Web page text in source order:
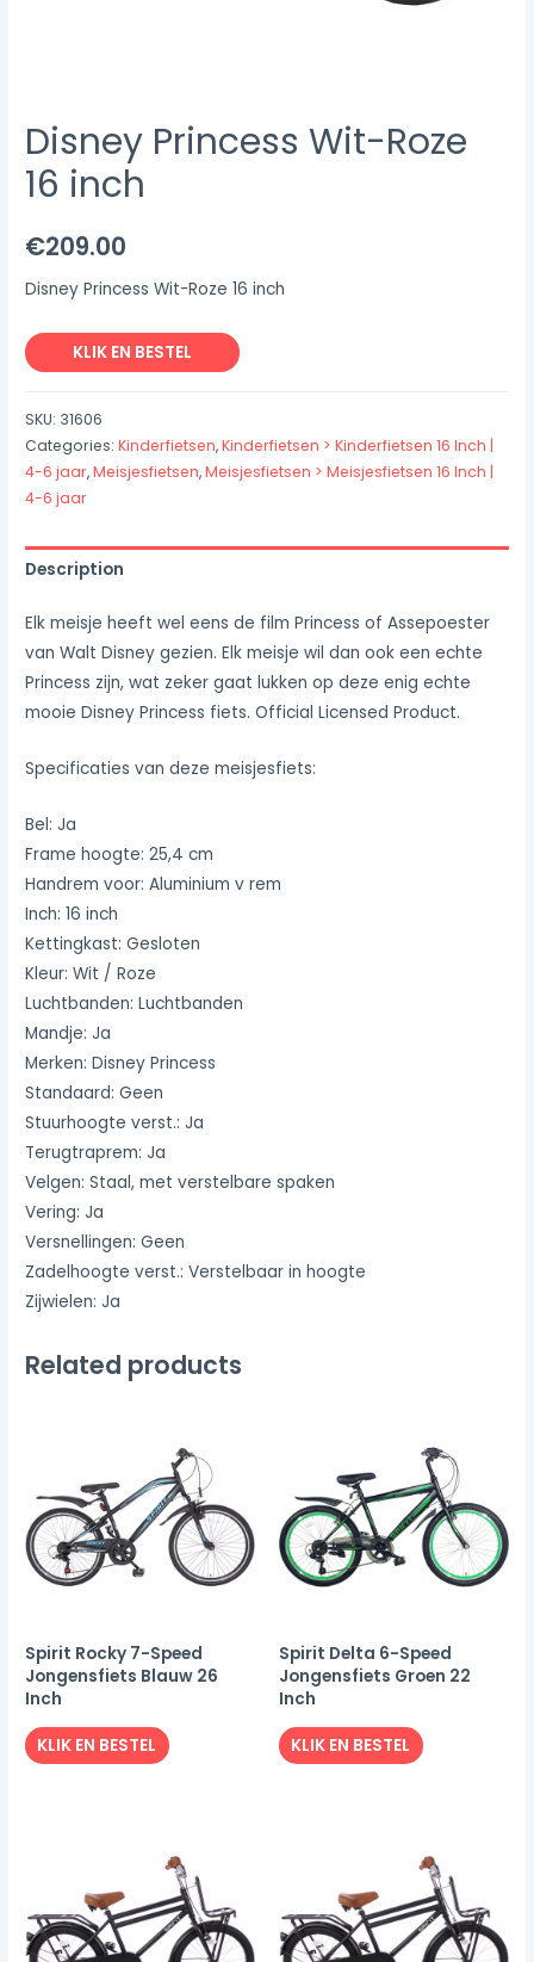
Disney Princess Wit-Roze
16 inch
€209.00
Disney Princess Wit-Roze 16 inch
KLIK EN BESTEL
SKU: 31606
Categories:Kinderfietsen,Kinderfietsen > Kinderfietsen 16 Inch |
4-6 jaar,Meisjesfietsen,Meisjesfietsen > Meisjesfietsen 16 Inch |
4-6 jaar
Description
Elk meisje heeft wel eens de film Princess of Assepoester
van Walt Disney gezien. Elk meisje wil dan ook een echte
Princess zijn, wat zeker gaat lukken op deze enig echte
mooie Disney Princess fiets. Official Licensed Product.
Specificaties van deze meisjesfiets:
Bel: Ja
Frame hoogte: 25,4 cm
Handrem voor: Aluminium v rem
Inch: 16 inch
Kettingkast: Gesloten
Kleur: Wit / Roze
Luchtbanden: Luchtbanden
Mandje: Ja
Merken: Disney Princess
Standaard: Geen
Stuurhoogte verst.: Ja
Terugtraprem: Ja
Velgen: Staal, met verstelbare spaken
Vering: Ja
Versnellingen: Geen
Zadelhoogte verst.: Verstelbaar in hoogte
Zijwielen: Ja
Related products
Spirit Rocky 7-Speed
Jongensfiets Blauw 26
Inch
KLIK EN BESTEL
Spirit Delta 6-Speed
Jongensfiets Groen 22
Inch
KLIK EN BESTEL